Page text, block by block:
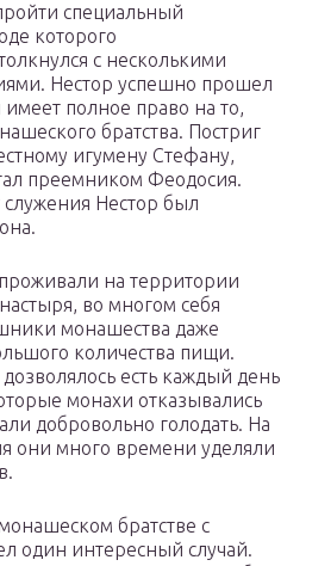
специальный
которого
с несколькими
Нестор успешно прошел
имеет полное право на то,
братства. Постриг
игумену Стефану,
преемником Феодосия.
служения Нестор был
на территории
во многом себя
монашества даже
количества пищи.
есть каждый день
монахи отказывались
добровольно голодать. На
они много времени уделяли
братстве с
один интересный случай.